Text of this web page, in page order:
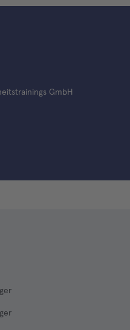
GmbH